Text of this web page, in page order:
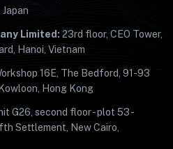
Japan
Limited: 23rd floor, CEO Tower,
Hanoi, Vietnam
16E, The Bedford, 91-93
Hong Kong
G26, second floor - plot 53 -
Settlement, New Cairo,